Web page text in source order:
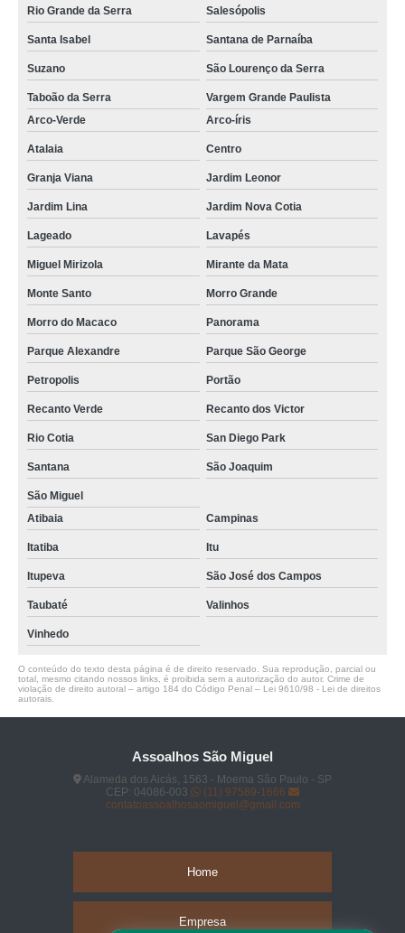
Rio Grande da Serra Salesópolis
Santa Isabel Santana de Parnaíba
Suzano São Lourenço da Serra
Taboão da Serra
Vargem Grande Paulista
Arco-Verde
Arco-íris
Atalaia Centro
Granja Viana Jardim Leonor
Jardim Lina Jardim Nova Cotia
Lageado Lavapés
Miguel Mirizola Mirante da Mata
Monte Santo Morro Grande
Morro do Macaco Panorama
Parque Alexandre Parque São George
Petropolis Portão
Recanto Verde Recanto dos Victor
Rio Cotia San Diego Park
Santana São Joaquim
São Miguel
Atibaia
Campinas
Itatiba Itu
Itupeva São José dos Campos
Taubaté Valinhos
Vinhedo
O conteúdo do texto desta página é de direito reservado. Sua reprodução, parcial ou
total, mesmo citando nossos links, é proibida sem a autorização do autor. Crime de
violação de direito autoral – artigo 184 do Código Penal – Lei 9610/98 - Lei de direitos
autorais
Assoalhos São Miguel
Alameda dos Aicás, 1563 - Moema São Paulo - SP
CEP: 04086-003
(11) 97589-1666
contatoassoalhosaomiguel@gmail.com
Home
Empresa